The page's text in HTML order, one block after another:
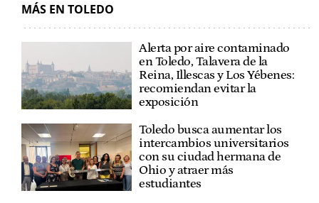
MÁS EN TOLEDO
Alerta por aire contaminado
en Toledo, Talavera de la
Reina, Illescas y Los Yébenes:
recomiendan evitar la
exposición
Toledo busca aumentar los
intercambios universitarios
con su ciudad hermana de
Ohio y atraer más
estudiantes